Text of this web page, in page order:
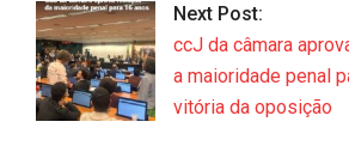
Next Post:
ccJ da câmara
a maioridade penal
vitória da oposição